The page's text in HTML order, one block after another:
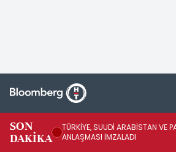
SON
DAKİKA
TÜRKİYE, SUUDİ ARABİSTAN VE
ANLAŞMASI İMZALADI